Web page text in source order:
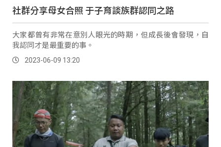
社群分享母女合照 于子育談族群認同之路
大家都曾有非常在意別人眼光的時期，但成長後會發現，自
我認同才是最重要的事。
2023-06-09 13:20